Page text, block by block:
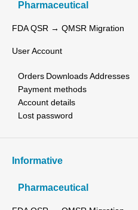
Pharmaceutical
FDA QSR → QMSR Migration
User Account
Orders Downloads Addresses
Payment methods
Account details
Lost password
Informative
Pharmaceutical